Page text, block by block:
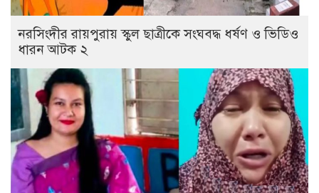
নরসিংদীর রায়পুরায় স্কুল ছাত্রীকে সংঘবদ্ধ ধর্ষণ ও ভিডিও
ধারন আটক ২